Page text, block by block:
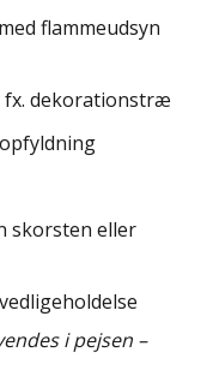
flammeudsyn
fx. dekorationstræ
skorsten eller
i pejsen –